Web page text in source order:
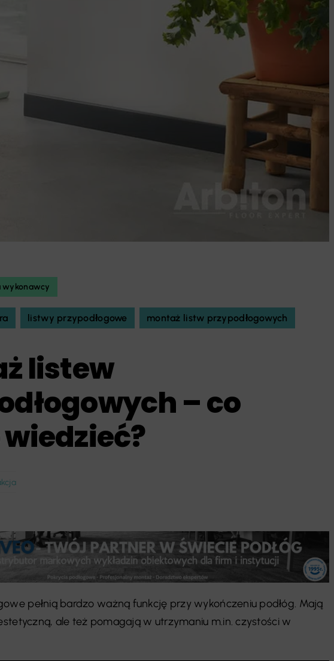
wykonawcy
listwy przypodłogowe montaż listw przypodłogowych
listew
– co
pełnią bardzo ważną funkcję przy wykończeniu podłóg. Mają
ale też pomagają w utrzymaniu m.in. czystości w